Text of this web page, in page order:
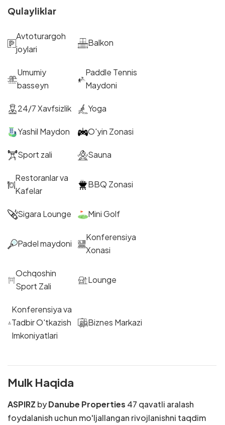
Qulayliklar
Avtoturargoh
joylari
Balkon
Umumiy
basseyn
Paddle Tennis
Maydoni
24/7 Xavfsizlik Yoga
Yashil Maydon O'yin Zonasi
Sport zali Sauna
Restoranlar va
Kafelar
BBQ Zonasi
Sigara Lounge Mini Golf
Padel maydoni
Konferensiya
Xonasi
Ochqoshin
Sport Zali
Lounge
Konferensiya va
Tadbir O'tkazish
Imkoniyatlari
Biznes Markazi
Mulk Haqida
ASPIRZ byDanube Properties 47 qavatli aralash
foydalanish uchun mo'ljallangan rivojlanishni taqdim